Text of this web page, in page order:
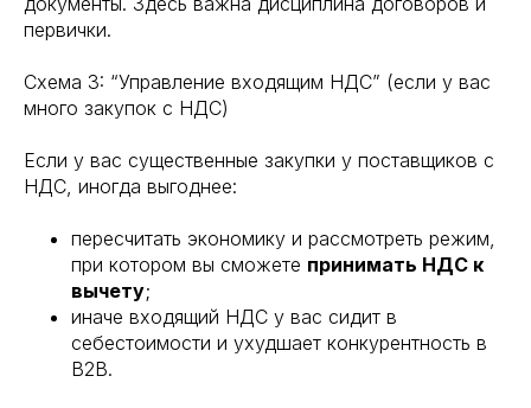
первички.
Схема 3: “Управление входящим НДС” (если у вас
много закупок с НДС)
Если у вас существенные закупки у поставщиков с
НДС, иногда выгоднее:
пересчитать экономику и рассмотреть режим,
при котором вы сможете принимать НДС к
вычету;
иначе входящий НДС у вас сидит в
себестоимости и ухудшает конкурентность в
B2B.